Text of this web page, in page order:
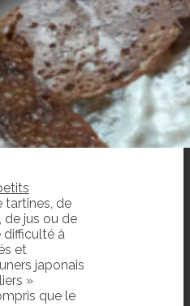
tartines, de
de jus ou de
difficulté à
et
japonais
»
que le